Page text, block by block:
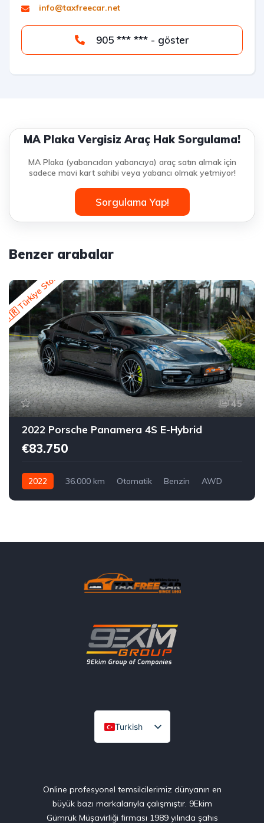
info@taxfreecar.net
905 *** *** - göster
MA Plaka Vergisiz Araç Hak Sorgulama!
MA Plaka (yabancıdan yabancıya) araç satın almak için
sadece mavi kart sahibi veya yabancı olmak yetmiyor!
Sorgulama Yap!
Benzer arabalar
🇹🇷 Türkiye Stok
45
2022 Porsche Panamera 4S E-Hybrid
€83.750
2022 36.000 km Otomatik Benzin AWD
Turkish
English
Online profesyonel temsilcilerimiz dünyanın en
büyük bazı markalarıyla çalışmıştır. 9Ekim
Gümrük Müşavirliği firması 1989 yılında şahıs